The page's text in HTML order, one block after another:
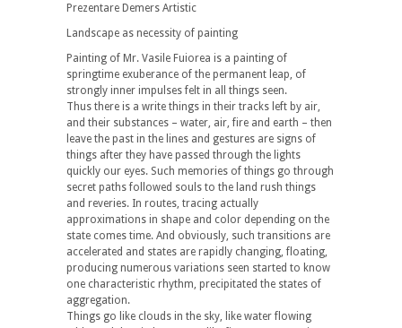
Prezentare Demers Artistic
Landscape as necessity of painting
Painting of Mr. Vasile Fuiorea is a painting of
springtime exuberance of the permanent leap, of
strongly inner impulses felt in all things seen.
Thus there is a write things in their tracks left by air,
and their substances – water, air, fire and earth – then
leave the past in the lines and gestures are signs of
things after they have passed through the lights
quickly our eyes. Such memories of things go through
secret paths followed souls to the land rush things
and reveries. In routes, tracing actually
approximations in shape and color depending on the
state comes time. And obviously, such transitions are
accelerated and states are rapidly changing, floating,
producing numerous variations seen started to know
one characteristic rhythm, precipitated the states of
aggregation.
Things go like clouds in the sky, like water flowing